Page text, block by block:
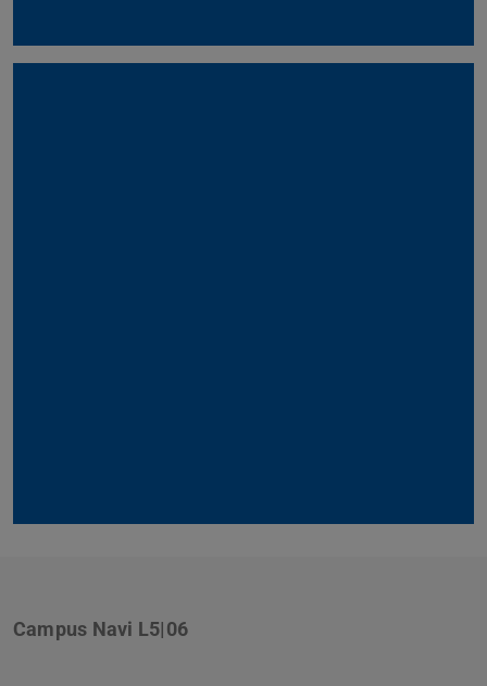
Campus Navi L5|06